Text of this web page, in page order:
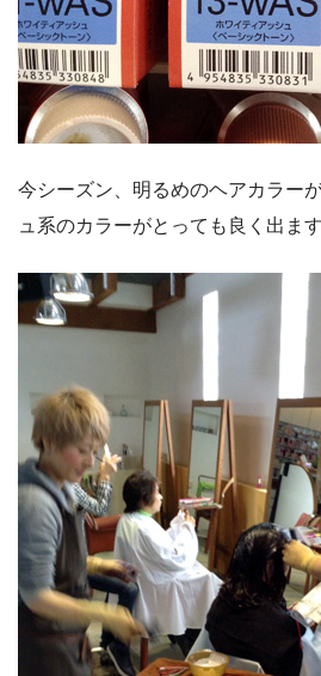
今シーズン、明るめのヘアカラー
ュ系のカラーがとっても良く出ます